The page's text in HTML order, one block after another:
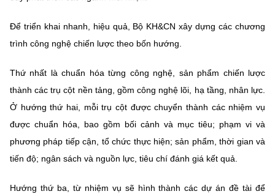
Để triển khai nhanh, hiệu quả, Bộ KH&CN xây dựng các chương
trình công nghệ chiến lược theo bốn hướng.
Thứ nhất là chuẩn hóa từng công nghệ, sản phẩm chiến lược
thành các trụ cột nền tảng, gồm công nghệ lõi, hạ tầng, nhân lực.
Ở hướng thứ hai, mỗi trụ cột được chuyển thành các nhiệm vụ
được chuẩn hóa, bao gồm bối cảnh và mục tiêu; phạm vi và
phương pháp tiếp cận, tổ chức thực hiện; sản phẩm, thời gian và
tiến độ; ngân sách và nguồn lực, tiêu chí đánh giá kết quả.
Hướng thứ ba, từ nhiệm vụ sẽ hình thành các dự án đề tài để